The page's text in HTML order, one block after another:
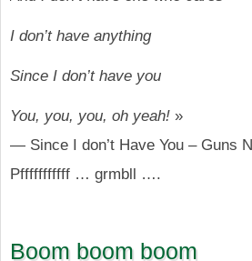
I don’t have anything
Since I don’t have you
You, you, you, oh yeah! »
— Since I don’t Have You – Guns
Pfffffffffff … grmbll ….
Boom boom boom